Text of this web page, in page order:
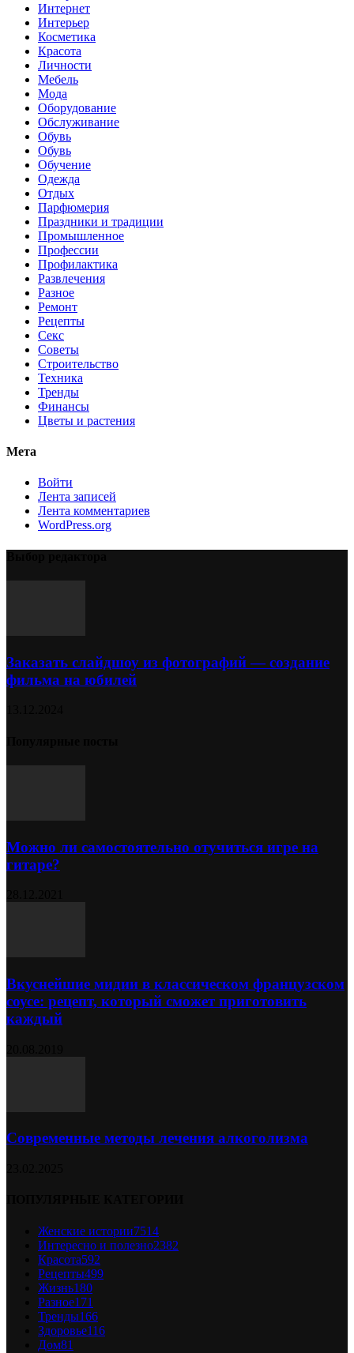
Интернет
Интерьер
Косметика
Красота
Личности
Мебель
Мода
Оборудование
Обслуживание
Обувь
Обувь
Обучение
Одежда
Отдых
Парфюмерия
Праздники и традиции
Промышленное
Профессии
Профилактика
Развлечения
Разное
Ремонт
Рецепты
Секс
Советы
Строительство
Техника
Тренды
Финансы
Цветы и растения
Мета
Войти
Лента записей
Лента комментариев
WordPress.org
Заказать слайдшоу из фотографий — создание
фильма на юбилей
Можно ли самостоятельно отучиться игре на
гитаре?
Вкуснейшие мидии в классическом французском
соусе: рецепт, который сможет приготовить
каждый
Современные методы лечения алкоголизма
Женские истории7514
Интересно и полезно2382
Красота592
Рецепты499
Жизнь180
Разное171
Тренды166
Здоровье116
Дом81